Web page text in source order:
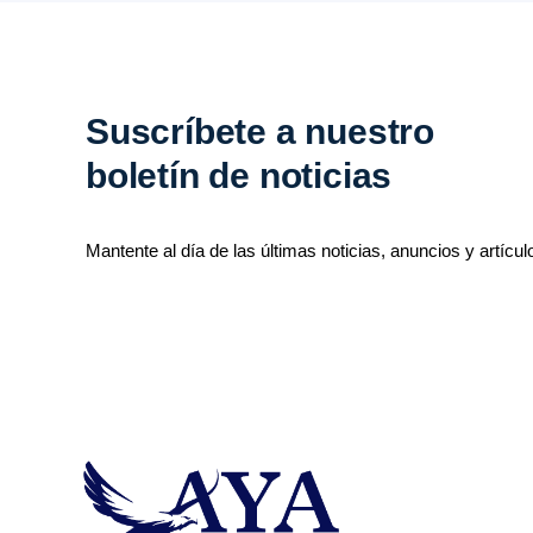
Suscríbete a nuestro
boletín de noticias
Mantente al día de las últimas noticias, anuncios y